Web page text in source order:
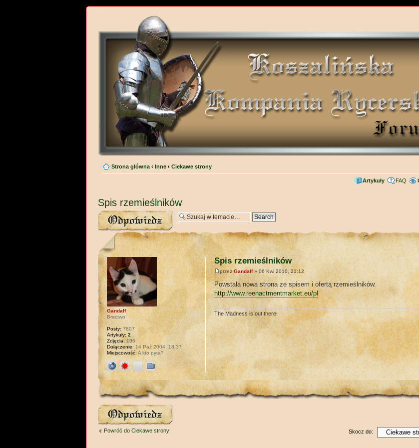
Strona główna ‹ Inne ‹ Ciekawe strony
Artykuły FAQ
Spis rzemieślników
Wyślij odpowiedź
Spis rzemieślników
przezGandalf» 06 Kwi 2010, 21:12
Powstała nowa strona ze spisem i ofertą rzemieślników.
http://www.reenactmentmarket.eu/pl
The Madness is out there!
Gandalf
Bractwo
Posty: 7807
Artykuły: 2
Zdjęcia: 196
Dołączenie: 14 Paź 2004, 18:37
Miejscowość:A kto pyta?
Wyślij odpowiedź
Powróć do Ciekawe strony Skocz do: